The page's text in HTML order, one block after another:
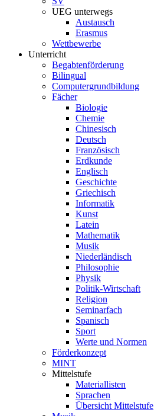
UEG unterwegs
Austausch
Erasmus
Wettbewerbe
Unterricht
Begabtenförderung
Bilingual
Computergrundbildung
Fächer
Biologie
Chemie
Chinesisch
Deutsch
Französisch
Erdkunde
Englisch
Geschichte
Griechisch
Informatik
Kunst
Latein
Mathematik
Musik
Niederländisch
Philosophie
Physik
Politik-Wirtschaft
Religion
Seminarfach
Spanisch
Sport
Werte und Normen
Förderkonzept
MINT
Mittelstufe
Materiallisten
Sprachen
Übersicht Mittelstufe